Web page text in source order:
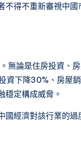
得不重新審視中國
無論是住房投資、
資下降30%、房屋
穩定構成威脅。
經濟對該行業的